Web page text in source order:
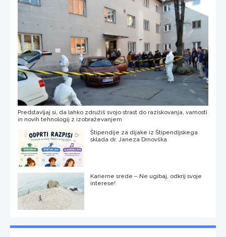
Predstavljaj si, da lahko združiš svojo strast do raziskovanja, varnosti
in novih tehnologij z izobraževanjem
Štipendije za dijake iz Štipendijskega
sklada dr. Janeza Drnovška
Karierne srede – Ne ugibaj, odkrij svoje
interese!